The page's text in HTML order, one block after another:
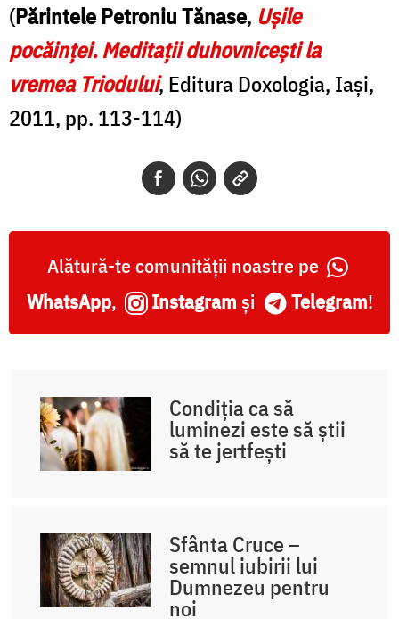
(Părintele Petroniu Tănase, Ușile
pocăinței. Meditații duhovnicești la
vremea Triodului, Editura Doxologia, Iași,
2011, pp. 113-114)
Alătură-te comunității noastre pe
WhatsApp, Instagram și Telegram!
Condiția ca să
luminezi este să știi
să te jertfești
Sfânta Cruce –
semnul iubirii lui
Dumnezeu pentru
noi